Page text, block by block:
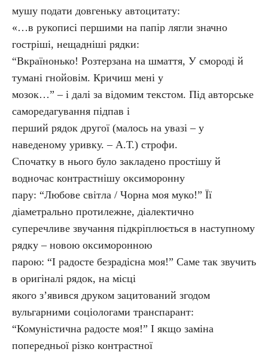
мушу подати довгеньку автоцитату:
«…в рукописі першими на папір лягли значно
гостріші, нещадніші рядки:
“Вкраїнонько! Розтерзана на шмаття, У смороді й
тумані гнойовім. Кричиш мені у
мозок…” – і далі за відомим текстом. Під авторське
саморедагування підпав і
перший рядок другої (малось на увазі – у
наведеному уривку. – А.Т.) строфи.
Спочатку в нього було закладено простішу й
водночас контрастнішу оксиморонну
пару: “Любове світла / Чорна моя муко!” Її
діаметрально протилежне, діалектично
суперечливе звучання підкріплюється в наступному
рядку – новою оксиморонною
парою: “І радосте безрадісна моя!” Саме так звучить
в оригіналі рядок, на місці
якого з’явився друком зацитований згодом
вульгарними соціологами транспарант:
“Комуністична радосте моя!” І якщо заміна
попередньої різко контрастної